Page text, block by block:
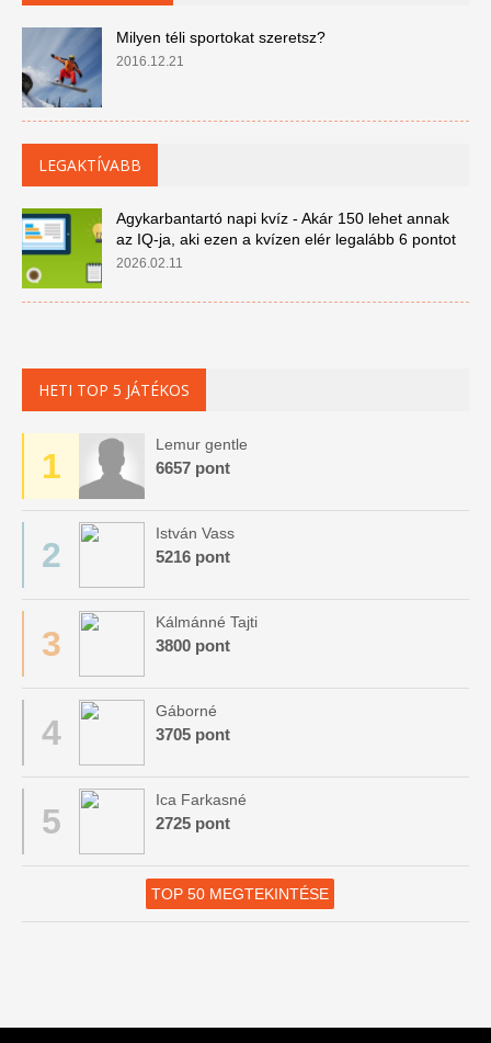
Milyen téli sportokat szeretsz?
2016.12.21
LEGAKTÍVABB
Agykarbantartó napi kvíz - Akár 150 lehet annak
az IQ-ja, aki ezen a kvízen elér legalább 6 pontot
2026.02.11
HETI TOP 5 JÁTÉKOS
1
Lemur gentle
6657 pont
2
István Vass
5216 pont
3
Kálmánné Tajti
3800 pont
4
Gáborné
3705 pont
5
Ica Farkasné
2725 pont
TOP 50 MEGTEKINTÉSE